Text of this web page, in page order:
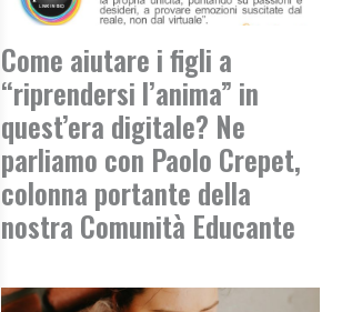
Come aiutare i figli a
“riprendersi l’anima” in
quest’era digitale? Ne
parliamo con Paolo Crepet,
colonna portante della
nostra Comunità Educante